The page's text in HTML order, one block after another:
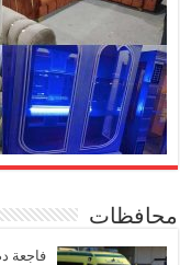
محافظات
فاجعة